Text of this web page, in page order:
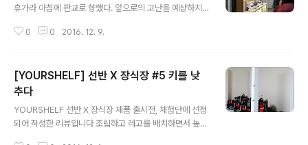
휴가라 아침에 판교로 향했다. 앞으로의 고난을 예상하지
대한 간단한 공지가 있길래, 정문이라 생각되는 gate 1에
백화점 직원이 길게선 줄을 확인하며 오고가고 10시쯤되
니 줄서있는걸 사진도 막 찍더라... 10시반 백화점 오픈때
까지 별 조치 없이 오픈시간이 되자 백화점 직원의 가이드
를 따라 에스컬레이터를 타고 5층을 향했다 허나 백화점엔
이미 군데군데 사람들이 들어와있었고 5층에 이르렀을땐
0 0 2016. 12. 9.
[YOURSHELF] 선반 X 장식장 #5 키를 낮
추다
YOURSHELF 선반 X 장식장 제품 출시전, 체험단에 선정
되어 작성한 리뷰입니다 조립하고 레고를 배치하면서 높이